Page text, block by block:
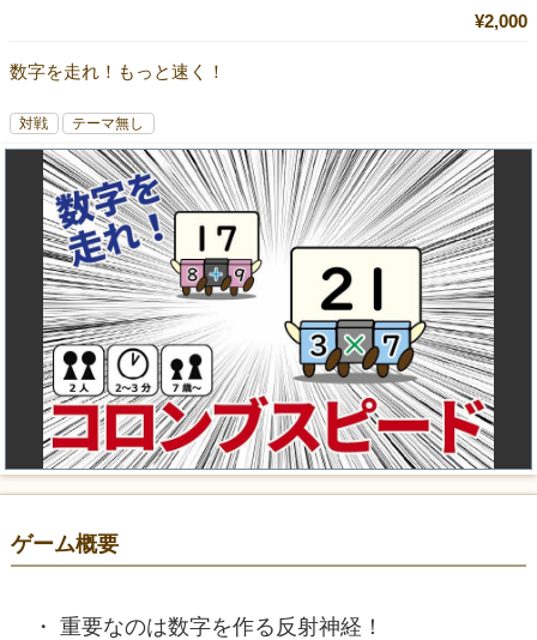
¥2,000
数字を走れ！もっと速く！
対戦 テーマ無し
ゲーム概要
重要なのは数字を作る反射神経！